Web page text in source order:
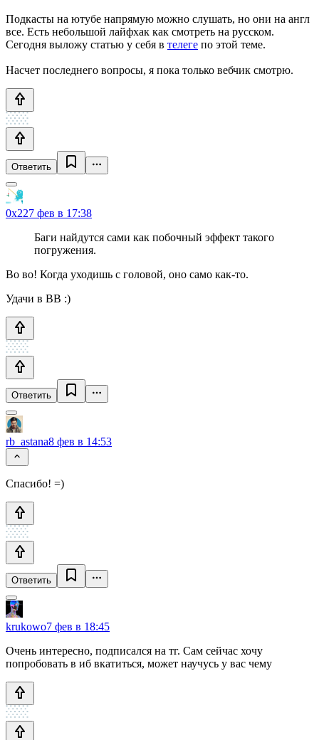
Подкасты на ютубе напрямую можно слушать, но они на англ
все. Есть небольшой лайфхак как смотреть на русском.
Сегодня выложу статью у себя в телеге по этой теме.
Насчет последнего вопросы, я пока только вебчик смотрю.
Ответить
0x227 фев в 17:38
Баги найдутся сами как побочный эффект такого
погружения.
Во во! Когда уходишь с головой, оно само как-то.
Удачи в BB :)
Ответить
rb_astana8 фев в 14:53
Спасибо! =)
Ответить
krukowo7 фев в 18:45
Очень интересно, подписался на тг. Сам сейчас хочу
попробовать в иб вкатиться, может научусь у вас чему